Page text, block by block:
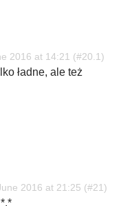
2016 at 14:21
ładne, ale też
2016 at 21:25